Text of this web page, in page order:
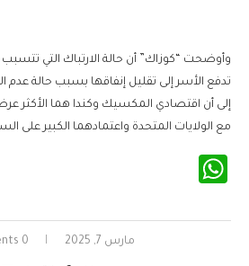
وأوضحت “كوزاك” أن حالة الارتباك التي
تدفع الأسر إلى تقليل إنفاقها بسبب حالة عدم
إلى أن اقتصادي المكسيك وكندا هما الأكثر
مع الولايات المتحدة واعتمادهما الكبير على
مارس 7, 2025 0 comments